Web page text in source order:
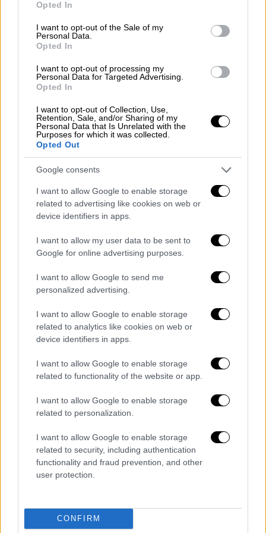
use your data for below specified purposes in below Google
consent section.
Opted In
I want to opt-out of the Sale of my
Personal Data.
Opted In
I want to opt-out of processing my
Personal Data for Targeted Advertising.
Opted In
I want to opt-out of Collection, Use,
Retention, Sale, and/or Sharing of my
Personal Data that Is Unrelated with the
Purposes for which it was collected.
Opted Out
Google consents
I want to allow Google to enable storage
related to advertising like cookies on web or
device identifiers in apps.
I want to allow my user data to be sent to
Google for online advertising purposes.
I want to allow Google to send me
personalized advertising.
I want to allow Google to enable storage
related to analytics like cookies on web or
device identifiers in apps.
I want to allow Google to enable storage
related to functionality of the website or app.
I want to allow Google to enable storage
related to personalization.
I want to allow Google to enable storage
related to security, including authentication
functionality and fraud prevention, and other
user protection.
CONFIRM
στο κόμμα
Αναλυτικά η ανακοίνωση του ΣΥΡΙΖΑ :
ένα μεθοδευμένο σχέδιο παραθεσμικών
κέντρων για ρευστοποίηση και απαξίωση
του ΣΥΡΙΖΑ-ΠΣ. Καλό του δρόμο… Είναι
αυτονόητο ότι πρέπει να επιστρέψει την
έδρα στο κόμμα.Είναι η εντολή της λαϊκής
ετυμηγορίας.
Κάθε άλλη επιλογή επιβεβαιώνει και
στηρίζει το σχέδιο του συστήματος
εξουσίας να πλήξει τονΣΥΡΙΖΑ-ΠΣ
εξυπηρετήσει την κυβέρνηση Μητσοτάκη.
ίδιος θα διαπιστώσει ότι ο λαός είναι
αμείλικτος απέναντι σε όσους παραβιάζουν
τη βούλησή του να είναι ο ΣΥΡΙΖΑ-ΠΣ η
αξιωματική αντιπολίτευση της χώρας.
Ο αριστερός, προοδευτικός κόσμος έδωσε
ήδη με τη μαζική του συμμετοχή στις κάλπες
της Κυριακής ένα ηχηρό μήνυμα στήριξης
του ΣΥΡΙΖΑ-ΠΣ, απέναντι στη θεσμική
εκτροπή που στέρησε από το κόμμα αυτή τη
Το ίδιο θα γίνει και την επόμενη κρίσιμη
ΣΥΡΙΖΑ-ΠΣ γύρισε σελίδα, δυναμώνει και με
αξιοπιστία θα ανταποκριθεί στις απαιτήσεις
των προοδευτικών πολιτών. Δεν θα τους
Προχωράμε για τη μεγάλη κοινωνική και